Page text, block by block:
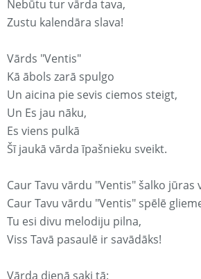
Nebūtu tur vārda tava,
Zustu kalendāra slava!
Vārds "Ventis"
Kā ābols zarā spulgo
Un aicina pie sevis ciemos steigt,
Un Es jau nāku,
Es viens pulkā
Šī jaukā vārda īpašnieku sveikt.
Caur Tavu vārdu "Ventis" šalko jūras
Caur Tavu vārdu "Ventis" spēlē
Tu esi divu melodiju pilna,
Viss Tavā pasaulē ir savādāks!
Vārda dienā saki tā: